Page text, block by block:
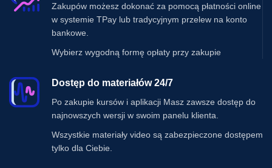
Zakupów możesz dokonać za pomocą płatności online
w systemie TPay lub tradycyjnym przelew na konto
bankowe.
Wybierz wygodną formę opłaty przy zakupie
Dostęp do materiałów 24/7
Po zakupie kursów i aplikacji Masz zawsze dostęp do
najnowszych wersji w swoim panelu klienta.
Wszystkie materiały video są zabezpieczone dostępem
tylko dla Ciebie.